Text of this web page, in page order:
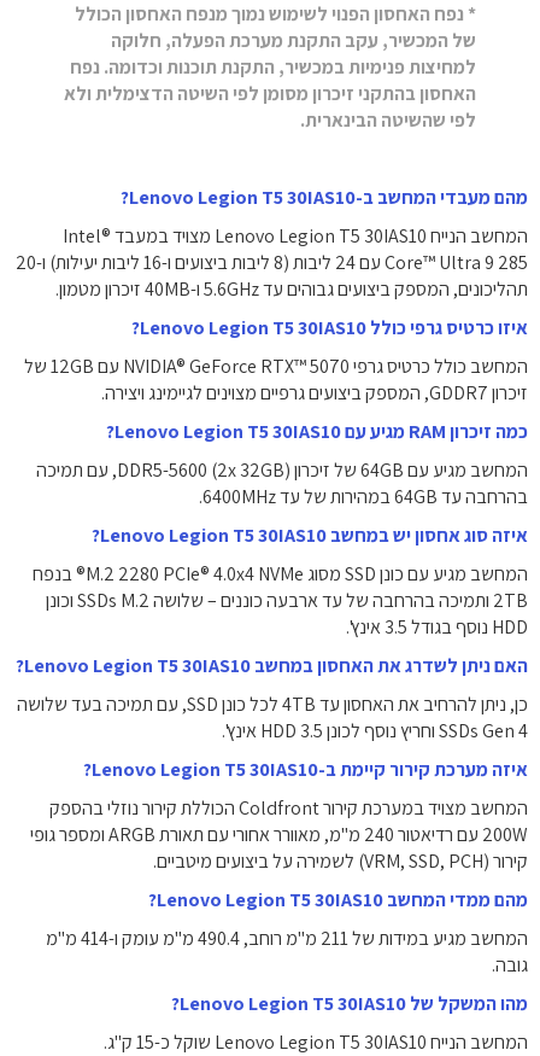
* נפח האחסון הפנוי לשימוש נמוך מנפח האחסון הכולל
של המכשיר, עקב התקנת מערכת הפעלה, חלוקה
למחיצות פנימיות במכשיר, התקנת תוכנות וכדומה. נפח
האחסון בהתקני זיכרון מסומן לפי השיטה הדצימלית ולא
לפי שהשיטה הבינארית.
מהם מעבדי המחשב ב-Lenovo Legion T5 30IAS10?
המחשב הנייח Lenovo Legion T5 30IAS10 מצויד במעבד Intel®
Core™ Ultra 9 285 עם 24 ליבות (8 ליבות ביצועים ו-16 ליבות יעילות) ו-20
תהליכונים, המספק ביצועים גבוהים עד 5.6GHz ו-40MB זיכרון מטמון.
איזו כרטיס גרפי כולל Lenovo Legion T5 30IAS10?
המחשב כולל כרטיס גרפי NVIDIA® GeForce RTX™ 5070 עם 12GB של
זיכרון GDDR7, המספק ביצועים גרפיים מצוינים לגיימינג ויצירה.
כמה זיכרון RAM מגיע עם Lenovo Legion T5 30IAS10?
המחשב מגיע עם 64GB של זיכרון DDR5-5600 (2x 32GB), עם תמיכה
בהרחבה עד 64GB במהירות של עד 6400MHz.
איזה סוג אחסון יש במחשב Lenovo Legion T5 30IAS10?
המחשב מגיע עם כונן SSD מסוג M.2 2280 PCIe® 4.0x4 NVMe® בנפח
2TB ותמיכה בהרחבה של עד ארבעה כוננים – שלושה SSDs M.2 וכונן
HDD נוסף בגודל 3.5 אינץ'.
האם ניתן לשדרג את האחסון במחשב Lenovo Legion T5 30IAS10?
כן, ניתן להרחיב את האחסון עד 4TB לכל כונן SSD, עם תמיכה בעד שלושה
SSDs Gen 4 וחריץ נוסף לכונן HDD 3.5 אינץ'.
איזה מערכת קירור קיימת ב-Lenovo Legion T5 30IAS10?
המחשב מצויד במערכת קירור Coldfront הכוללת קירור נוזלי בהספק
200W עם רדיאטור 240 מ"מ, מאוורר אחורי עם תאורת ARGB ומספר גופי
קירור (VRM, SSD, PCH) לשמירה על ביצועים מיטביים.
מהם ממדי המחשב Lenovo Legion T5 30IAS10?
המחשב מגיע במידות של 211 מ"מ רוחב, 490.4 מ"מ עומק ו-414 מ"מ
גובה.
מהו המשקל של Lenovo Legion T5 30IAS10?
המחשב הנייח Lenovo Legion T5 30IAS10 שוקל כ-15 ק"ג.